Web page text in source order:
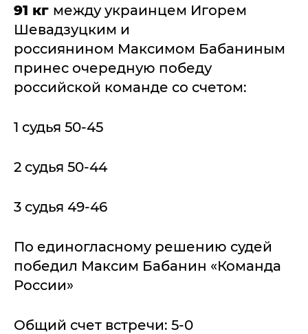
91 кг между украинцем Игорем
Шевадзуцким и
россиянином Максимом Бабаниным
принес очередную победу
российской команде со счетом:
1 судья 50-45
2 судья 50-44
3 судья 49-46
По единогласному решению судей
победил Максим Бабанин «Команда
России»
Общий счет встречи: 5-0